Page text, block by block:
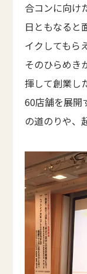
合コンに向け
日ともなると
イクしてもら
そのひらめき
揮して創業し
60店舗を展開
の道のりや、